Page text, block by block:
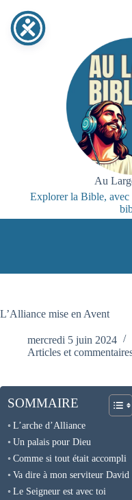
contenu
Au
Explorer la Bible, avec
L’Alliance mise en Avent
mercredi 5 juin 2024
Articles et
SOMMAIRE
L’arche d’Alliance
Un palais pour Dieu
Comme si tout était accompli
Va dire à mon serviteur David
Le Seigneur est avec toi